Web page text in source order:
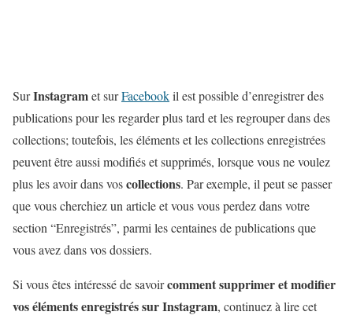
SurInstagramet surFacebookil est possible d’enregistrer des
publications pour les regarder plus tard et les regrouper dans des
collections; toutefois, les éléments et les collections enregistrées
peuvent être aussi modifiés et supprimés, lorsque vous ne voulez
plus les avoir dans voscollections. Par exemple, il peut se passer
que vous cherchiez un article et vous vous perdez dans votre
section “Enregistrés”, parmi les centaines de publications que
vous avez dans vos dossiers.
Si vous êtes intéressé de savoircomment supprimer et modifier
vos éléments enregistrés sur Instagram, continuez à lire cet